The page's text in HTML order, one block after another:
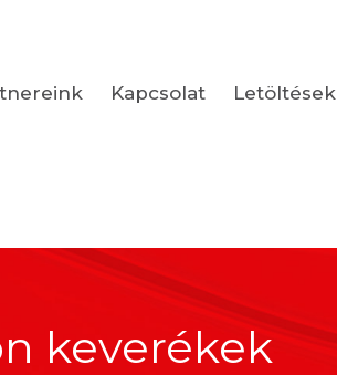
Kapcsolat Letöltések
keverékek